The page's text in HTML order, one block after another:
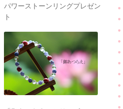
パワーストーンリングプレゼン
ト